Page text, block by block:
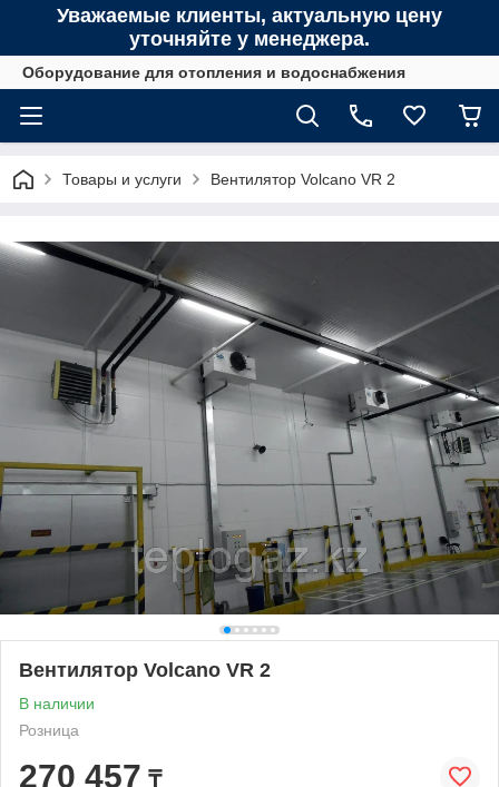
Уважаемые клиенты, актуальную цену
уточняйте у менеджера.
Оборудование для отопления и водоснабжения
Товары и услуги Вентилятор Volcano VR 2
Вентилятор Volcano VR 2
В наличии
Розница
270 457 ₸